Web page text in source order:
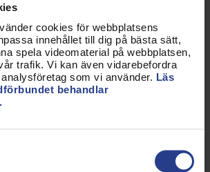
cookies för webbplatsens
innehållet till dig på bästa sätt,
spela videomaterial på webbplatsen,
trafik. Vi kan även vidarebefordra
som vi använder. Läs
behandlar
samråda om förläggningen. Om
överens om när ledigheten ska
uttag av hel föräldraledighet
som beslutar om när ledigheten
med bakgrund av att man som
som har insyn i barnets intresse
en skyldighet att anpassa sin